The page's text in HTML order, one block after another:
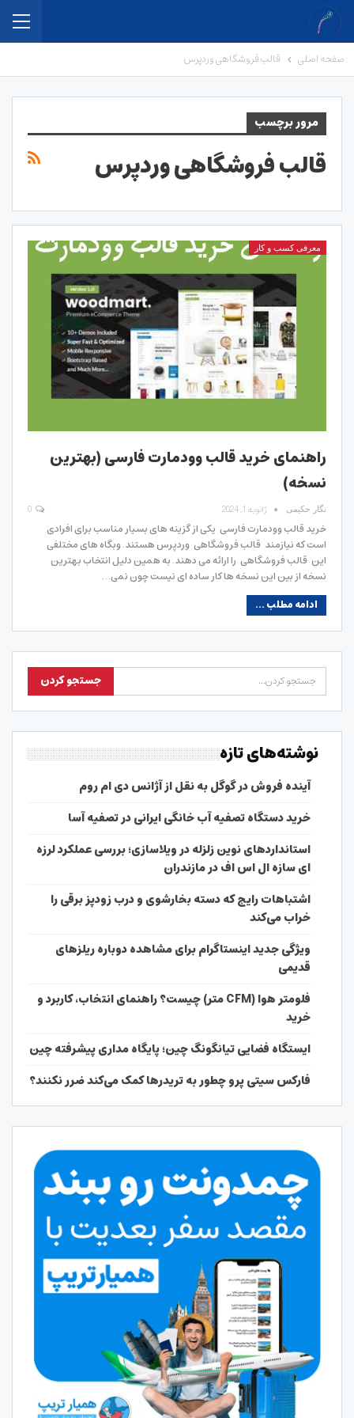
صفحه اصلی قالب فروشگاهی وردپرس
مرور برچسب
قالب فروشگاهی وردپرس
معرفی کسب و کار
راهنمای خرید قالب وودمارت فارسی (بهترین
نسخه)
نگار حکیمی ژانویه 1, 2024
خرید قالب وودمارت فارسی یکی از گزینه های بسیار مناسب برای افرادی
است که نیازمند قالب فروشگاهی وردپرس هستند. وبگاه های مختلفی
این قالب فروشگاهی را ارائه می دهند. به همین دلیل انتخاب بهترین
نسخه از بین این نسخه ها کار ساده ای نیست چون نمی…
ادامه مطلب ...
نوشته‌های تازه
آینده فروش در گوگل به نقل از آژانس دی ام روم
خرید دستگاه تصفیه آب خانگی ایرانی در تصفیه آسا
استانداردهای نوین زلزله در ویلاسازی؛ بررسی عملکرد لرزه
ای سازه ال اس اف در مازندران
اشتباهات رایج که دسته بخارشوی و درب زودپز برقی را
خراب می‌کند
ویژگی جدید اینستاگرام برای مشاهده دوباره ریلزهای
قدیمی
فلومتر هوا (CFM متر) چیست؟ راهنمای انتخاب، کاربرد و
خرید
ایستگاه فضایی تیانگونگ چین؛ پایگاه مداری پیشرفته چین
فارکس سیتی پرو چطور به تریدرها کمک می‌کند ضرر نکنند؟